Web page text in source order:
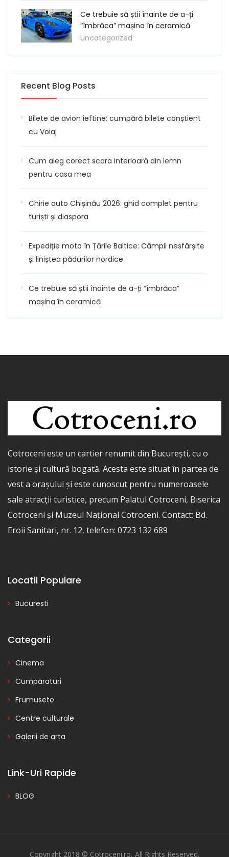
Ce trebuie să știi înainte de a-ți
“îmbrăca” mașina în ceramică
Uncategorized
Recent Blog Posts
Bilete de avion ieftine: cumpără bilete conștient
cu Voiaj
Cum aleg corect scara interioară din lemn
pentru casa mea
Chirie auto Chișinău 2026: ghid complet pentru
turiști și diaspora
Expediție moto în Țările Baltice: Câmpii nesfârșite
și liniștea pădurilor nordice
Ce trebuie să știi înainte de a-ți “îmbrăca”
mașina în ceramică
Cotroceni este un cartier renumit din București, cu o
istorie și cultură bogată. Acesta este situat în partea de
vest a orașului și este cunoscut pentru numeroasele
sale atracții turistice, precum Palatul Cotroceni, Biserica
Cotroceni și Muzeul Național Cotroceni. Contact: Bd.
Eroii Sanitari, nr. 12, telefon: 0723 132 689
Locatii Populare
Bucuresti
Categorii
Cinema
Cumparaturi
Frumusete
Centre culturale
Galerii de arta
Link-Uri Rapide
BLOG
Copyright 2018 © Cotroceni.ro, All Rights Reserved.